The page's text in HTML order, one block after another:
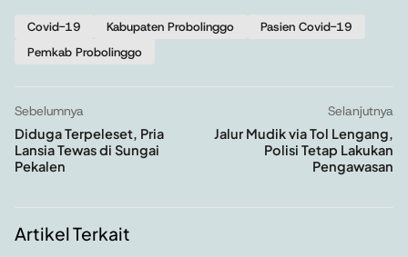
Covid-19 Kabupaten Probolinggo
Pasien Covid-19
Pemkab Probolinggo
Sebelumnya
Diduga Terpeleset, Pria
Lansia Tewas di Sungai
Pekalen
Selanjutnya
Jalur Mudik via Tol Lengang,
Polisi Tetap Lakukan
Pengawasan
Artikel Terkait